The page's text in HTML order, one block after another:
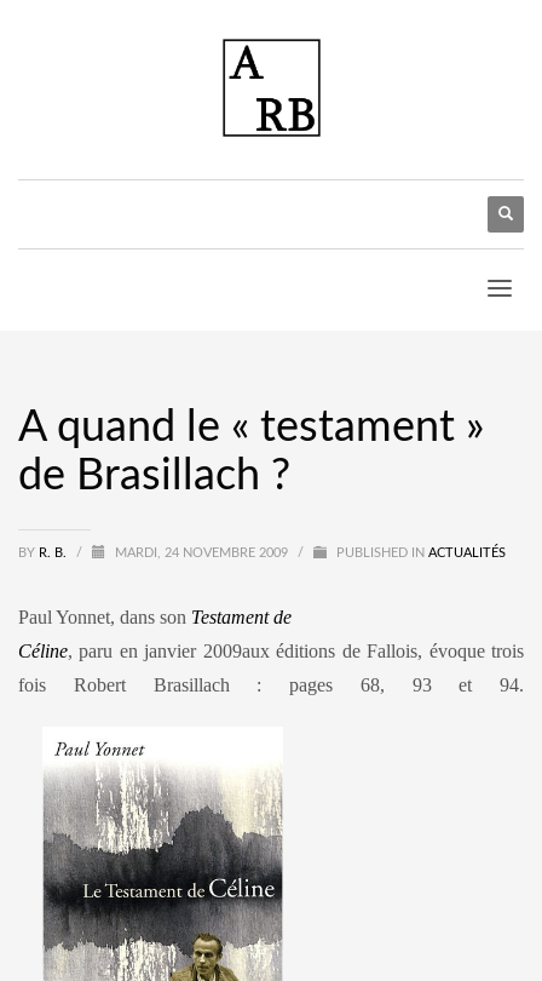
A quand le « testament »
de Brasillach ?
BY R. B. / MARDI, 24 NOVEMBRE 2009 / PUBLISHED IN ACTUALITÉS
Paul Yonnet, dans son Testament de
Céline, paru en janvier 2009aux éditions de Fallois, évoque trois
fois Robert Brasillach : pages 68, 93 et 94.